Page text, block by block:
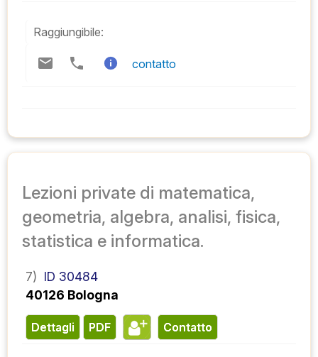
Raggiungibile:
contatto
Lezioni private di matematica,
geometria, algebra, analisi, fisica,
statistica e informatica.
7) ID 30484
40126 Bologna
Dettagli PDF contatto